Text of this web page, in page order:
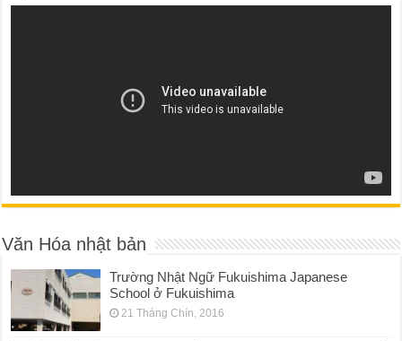
Văn Hóa nhật bản
Trường Nhật Ngữ Fukuishima Japanese
School ở Fukuishima
21 Tháng Chín, 2016